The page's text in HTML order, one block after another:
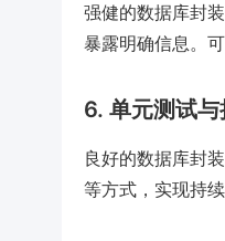
强健的数据库封
暴露明确信息。
6. 单元测试
良好的数据库封
等方式，实现持